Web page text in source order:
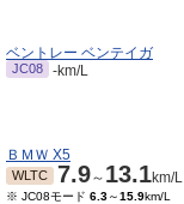
ベントレー ベンテイガ
JC08 -km/L
ＢＭＷ X5
WLTC 7.9～ 13.1km/L
※ JC08モード 6.3～15.9km/L